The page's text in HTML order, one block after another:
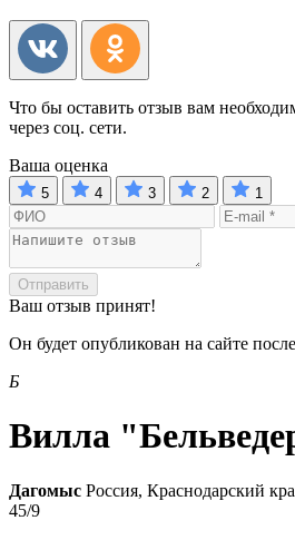
Что бы оставить отзыв вам
через соц. сети.
Ваша оценка
5 4 3 2 1
Отправить
Ваш отзыв принят!
Он будет опубликован на сайте
Б
Вилла
Дагомыс Россия, Краснодарский
45/9